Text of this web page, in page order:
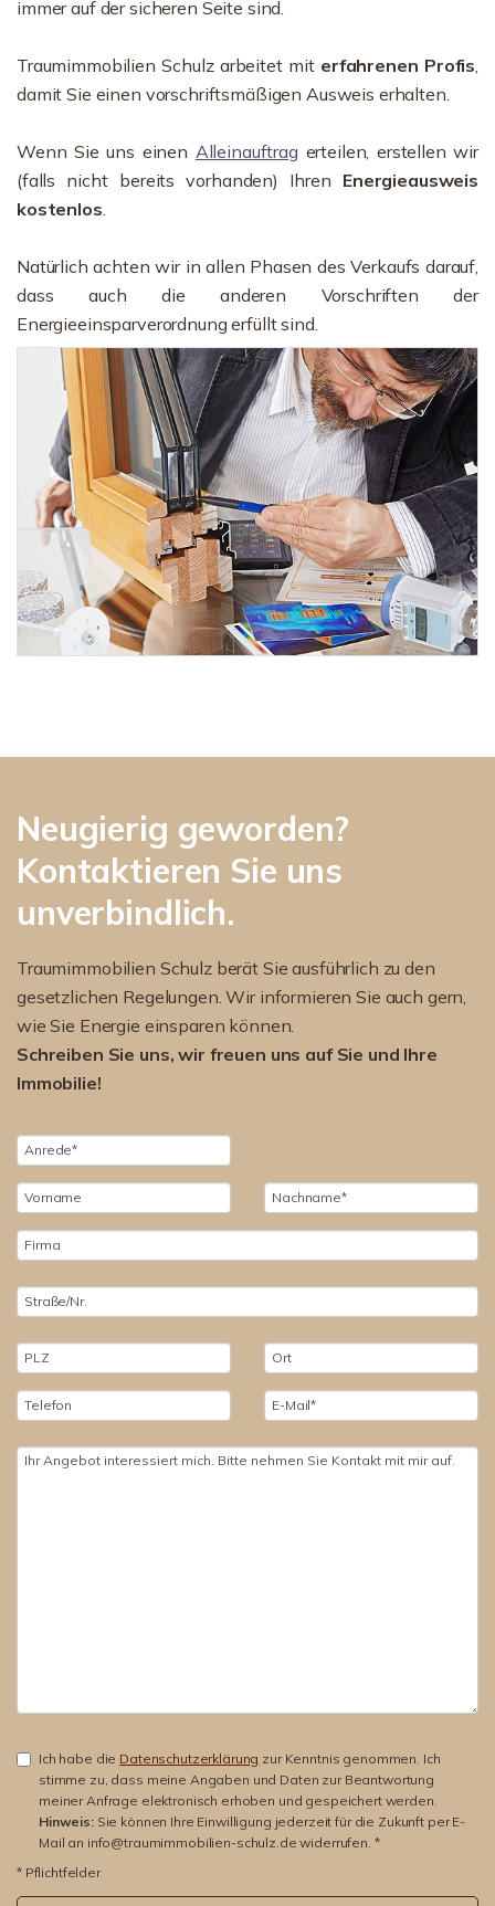
immer auf der sicheren Seite sind.
Traumimmobilien Schulz arbeitet miterfahrenen Profis
damit Sie einen vorschriftsmäßigen Ausweis erhalten.
Wenn Sie uns einen Alleinauftrag erteilen, erstellen wir
(falls nicht bereits vorhanden) Ihren Energieausweis
kostenlos
Natürlich achten wir in allen Phasen des Verkaufs darauf,
dass auch die anderen Vorschriften der
Energieeinsparverordnung erfüllt sind.
Neugierig geworden?
Kontaktieren Sie uns
unverbindlich.
Traumimmobilien Schulz berät Sie ausführlich zu den
gesetzlichen Regelungen. Wir informieren Sie auch gern,
wie Sie Energie einsparen können.
Schreiben Sie uns, wir freuen uns auf Sie und Ihre
Immobilie!
Ich habe die Datenschutzerklärung zur Kenntnis genommen. Ich
stimme zu, dass meine Angaben und Daten zur Beantwortung
meiner Anfrage elektronisch erhoben und gespeichert werden.
Hinweis:Sie können Ihre Einwilligung jederzeit für die Zukunft per E-
Mail an info@traumimmobilien-schulz.de widerrufen. *
* Pflichtfelder